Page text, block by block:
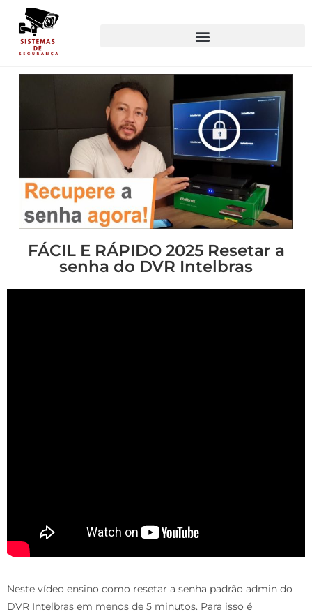
FÁCIL E RÁPIDO 2025 Resetar a
senha do DVR Intelbras
Neste vídeo ensino como resetar a senha padrão admin do
DVR Intelbras em menos de 5 minutos. Para isso é